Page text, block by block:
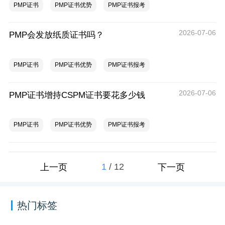
PMP证书 PMP证书优势 PMP证书报考
PMP会发放纸质证书吗？ 2026-07-06
PMP证书 PMP证书优势 PMP证书报考
PMP证书增持CSPM证书要花多少钱 2026-07-06
PMP证书 PMP证书优势 PMP证书报考
上一页 1 / 12 下一页
热门标签